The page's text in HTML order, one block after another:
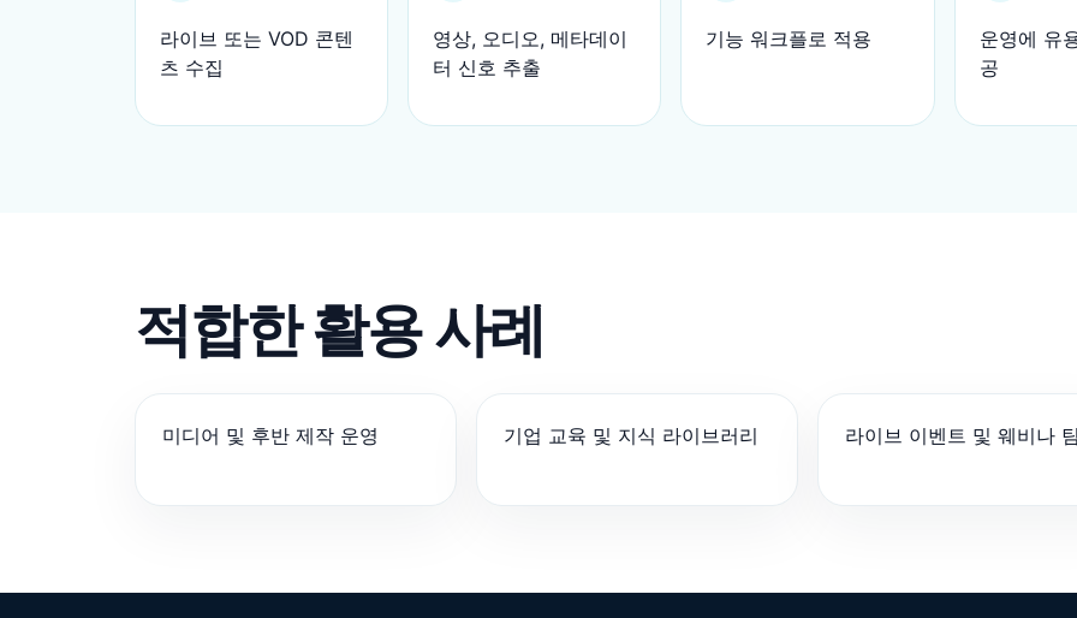
라이브 또는 VOD 콘텐
츠 수집
영상, 오디오, 메타데이
터 신호 추출
기능 워크플로 적용
운영에 유
공
적합한 활용 사례
미디어 및 후반 제작 운영 기업 교육 및 지식 라이브러리 라이브 이벤트 및 웨비나